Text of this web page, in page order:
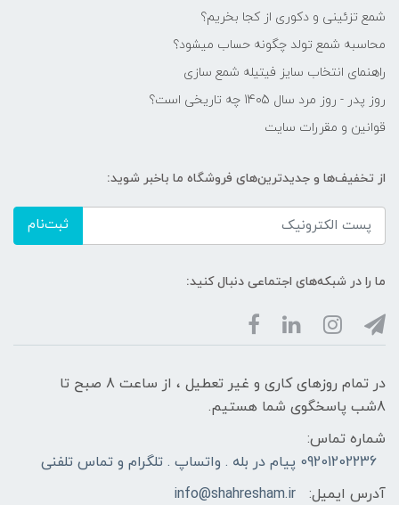
شمع تزئینی و دکوری از کجا بخریم؟
محاسبه شمع تولد چگونه حساب میشود؟
راهنمای انتخاب سایز فیتیله شمع سازی
روز پدر - روز مرد سال 1405 چه تاریخی است؟
قوانین و مقررات سایت
از تخفیف‌ها و جدیدترین‌های فروشگاه ما باخبر شوید:
ثبت‌نام
ما را در شبکه‌های اجتماعی دنبال کنید:
در تمام روزهای کاری و غیر تعطیل ، از ساعت 8 صبح تا
8شب پاسخگوی شما هستیم.
شماره تماس:
09201202236 پیام در بله . واتساپ . تلگرام و تماس تلفنی
آدرس ایمیل:
info@shahresham.ir